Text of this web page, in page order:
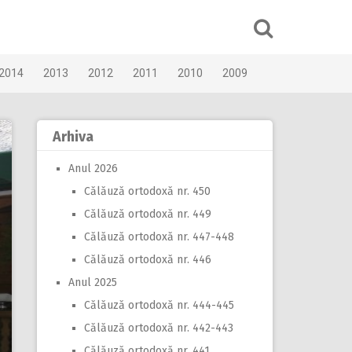
2013 2012 2011 2010 2009
Arhiva
Anul 2026
Călăuză ortodoxă nr. 450
Călăuză ortodoxă nr. 449
Călăuză ortodoxă nr. 447-448
Călăuză ortodoxă nr. 446
Anul 2025
Călăuză ortodoxă nr. 444-445
Călăuză ortodoxă nr. 442-443